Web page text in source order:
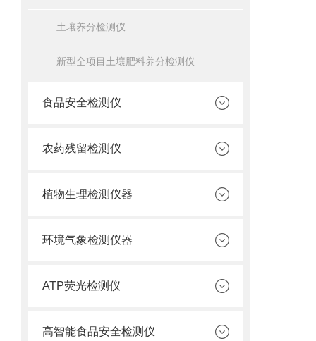
土壤养分检测仪
新型全项目土壤肥料养分检测仪
食品安全检测仪
农药残留检测仪
植物生理检测仪器
环境气象检测仪器
ATP荧光检测仪
高智能食品安全检测仪